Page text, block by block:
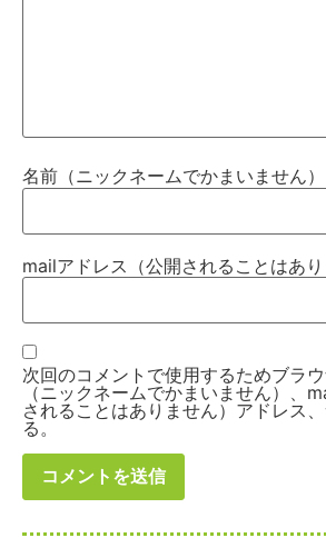
名前（ニックネームでかまいません）
mailアドレス（公開されることはあり
次回のコメントで使用するためブラ
（ニックネームでかまいません）、
されることはありません）アドレス
る。